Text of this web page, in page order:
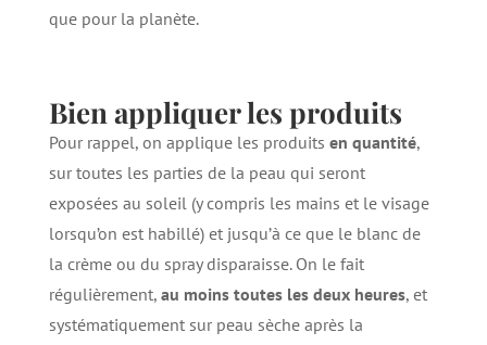
que pour la planète.
Bien appliquer les produits
Pour rappel, on applique les produits en quantité,
sur toutes les parties de la peau qui seront
exposées au soleil (y compris les mains et le visage
lorsqu’on est habillé) et jusqu’à ce que le blanc de
la crème ou du spray disparaisse. On le fait
régulièrement, au moins toutes les deux heures, et
systématiquement sur peau sèche après la